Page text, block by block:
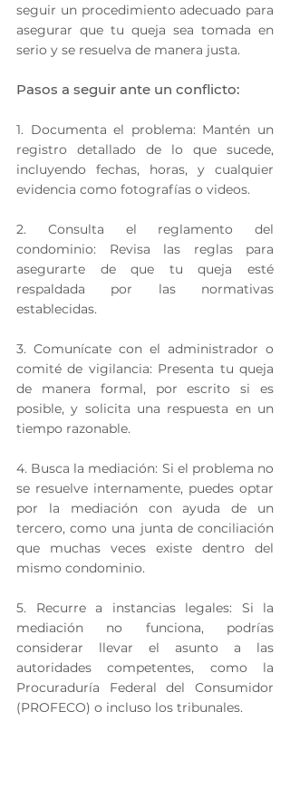
seguir un procedimiento adecuado para
asegurar que tu queja sea tomada en
serio y se resuelva de manera justa.
Pasos a seguir ante un conflicto:
1. Documenta el problema: Mantén un
registro detallado de lo que sucede,
incluyendo fechas, horas, y cualquier
evidencia como fotografías o videos.
2. Consulta el reglamento del
condominio: Revisa las reglas para
asegurarte de que tu queja esté
respaldada por las normativas
establecidas.
3. Comunícate con el administrador o
comité de vigilancia: Presenta tu queja
de manera formal, por escrito si es
posible, y solicita una respuesta en un
tiempo razonable.
4. Busca la mediación: Si el problema no
se resuelve internamente, puedes optar
por la mediación con ayuda de un
tercero, como una junta de conciliación
que muchas veces existe dentro del
mismo condominio.
5. Recurre a instancias legales: Si la
mediación no funciona, podrías
considerar llevar el asunto a las
autoridades competentes, como la
Procuraduría Federal del Consumidor
(PROFECO) o incluso los tribunales.